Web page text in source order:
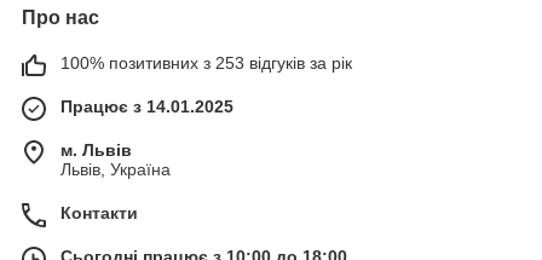
Про нас
100% позитивних з 253 відгуків за рік
Працює з 14.01.2025
м. Львів
Львів, Україна
Контакти